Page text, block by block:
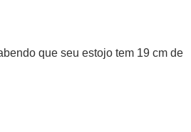
que seu estojo tem 19 cm de